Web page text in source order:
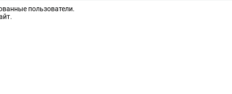
пользователи.